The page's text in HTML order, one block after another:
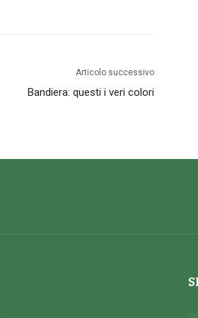
Articolo successivo
Bandiera: questi i veri colori